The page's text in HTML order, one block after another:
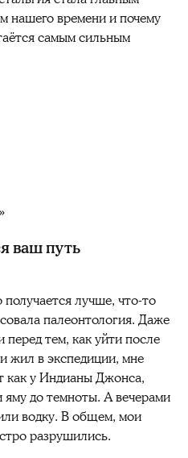
нашего времени и почему
самым сильным
ваш путь
получается лучше, что-то
палеонтология. Даже
перед тем, как уйти после
жил в экспедиции, мне
как у Индианы Джонса,
до темноты. А вечерами
водку. В общем, мои
разрушились.